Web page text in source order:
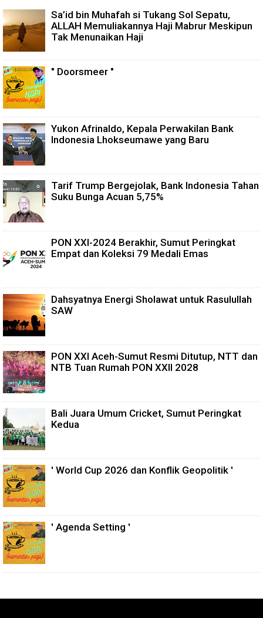
Sa’id bin Muhafah si Tukang Sol Sepatu,
ALLAH Memuliakannya Haji Mabrur Meskipun
Tak Menunaikan Haji
" Doorsmeer "
Yukon Afrinaldo, Kepala Perwakilan Bank
Indonesia Lhokseumawe yang Baru
Tarif Trump Bergejolak, Bank Indonesia Tahan
Suku Bunga Acuan 5,75%
PON XXI-2024 Berakhir, Sumut Peringkat
Empat dan Koleksi 79 Medali Emas
Dahsyatnya Energi Sholawat untuk Rasulullah
SAW
PON XXI Aceh-Sumut Resmi Ditutup, NTT dan
NTB Tuan Rumah PON XXII 2028
Bali Juara Umum Cricket, Sumut Peringkat
Kedua
' World Cup 2026 dan Konflik Geopolitik '
' Agenda Setting '